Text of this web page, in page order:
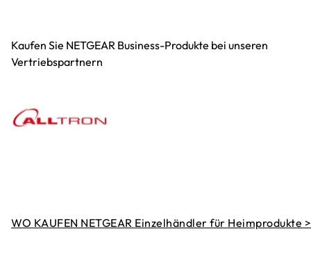
Kaufen Sie NETGEAR Business-Produkte bei unseren
Vertriebspartnern
WO KAUFEN NETGEAR Einzelhändler für Heimprodukte >